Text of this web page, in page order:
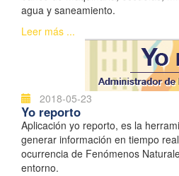
agua y saneamiento.
Leer más ...
2018-05-23
Yo reporto
Aplicación yo reporto, es la
generar información en tiempo
ocurrencia de Fenómenos
entorno.